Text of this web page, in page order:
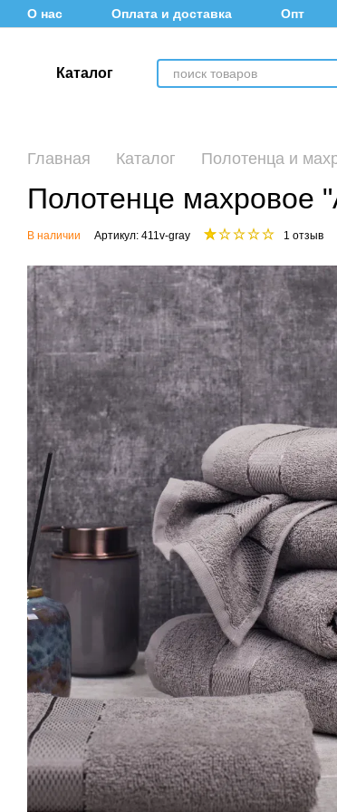
Перейти к основному контенту
О нас Оплата и доставка Опт
Информация для покупателей
Каталог
Главная Каталог Полотенца и
Полотенце махровое
В наличии Артикул: 411v-gray 1 отзыв